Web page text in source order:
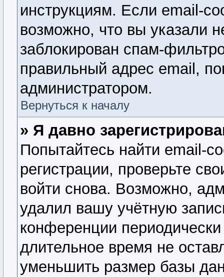
инструкциям. Если email-
возможно, что вы указали
заблокирован спам-
правильный адрес email,
администратором.
Вернуться к началу
» Я давно
Попытайтесь найти email-
регистрации, проверьте
войти снова. Возможно,
удалил вашу учётную
конференции
длительное время не
уменьшить размер базы